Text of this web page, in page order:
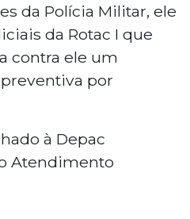
da Polícia Militar, ele
da Rotac I que
contra ele um
por
à Depac
Atendimento